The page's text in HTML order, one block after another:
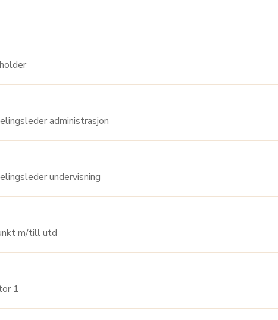
skole , Renholder
skole , Avdelingsleder administrasjon
skole , Avdelingsleder undervisning
skole , Adjunkt m/till utd
, Lektor 1